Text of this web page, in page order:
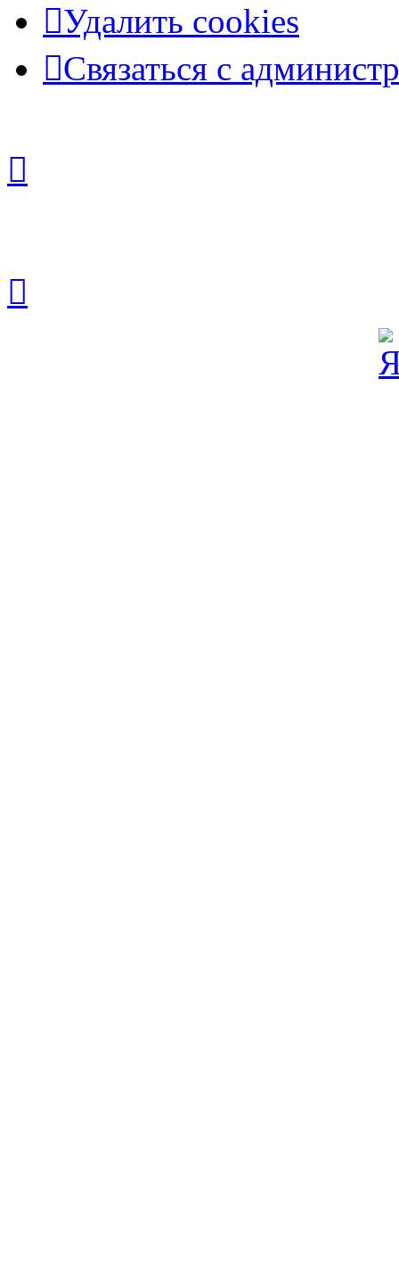
Удалить cookies
Связаться с